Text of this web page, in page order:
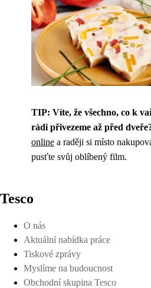
TIP: Víte, že všechno, co k
rádi přivezeme až před
online a raději si místo
pusťte svůj oblíbený film.
Tesco
O nás
Aktuální nabídka práce
Tiskové zprávy
Myslíme na budoucnost
Obchodní skupina Tesco